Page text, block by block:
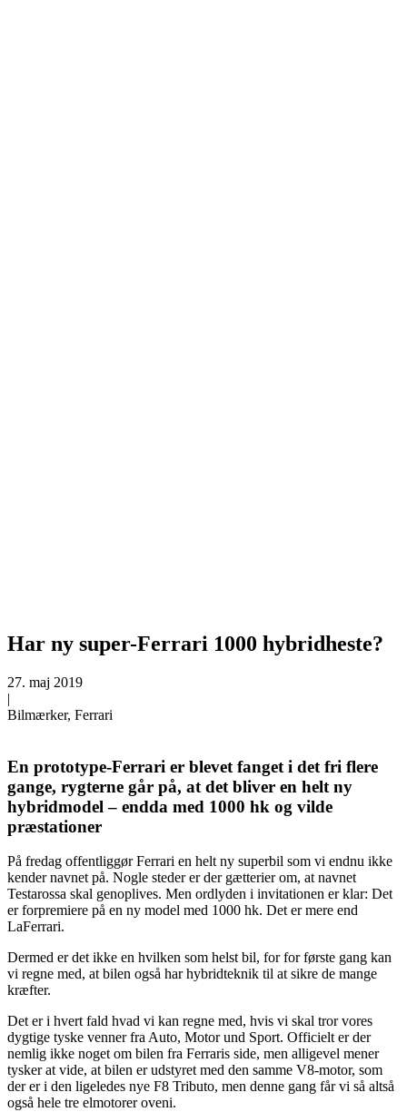
Har ny super-Ferrari 1000 hybridheste?
27. maj 2019
|
Bilmærker, Ferrari
En prototype-Ferrari er blevet fanget i det fri flere
gange, rygterne går på, at det bliver en helt ny
hybridmodel – endda med 1000 hk og vilde
præstationer
På fredag offentliggør Ferrari en helt ny superbil som vi endnu ikke
kender navnet på. Nogle steder er der gætterier om, at navnet
Testarossa skal genoplives. Men ordlyden i invitationen er klar: Det
er forpremiere på en ny model med 1000 hk. Det er mere end
LaFerrari.
Dermed er det ikke en hvilken som helst bil, for for første gang kan
vi regne med, at bilen også har hybridteknik til at sikre de mange
kræfter.
Det er i hvert fald hvad vi kan regne med, hvis vi skal tror vores
dygtige tyske venner fra Auto, Motor und Sport. Officielt er der
nemlig ikke noget om bilen fra Ferraris side, men alligevel mener
tysker at vide, at bilen er udstyret med den samme V8-motor, som
der er i den ligeledes nye F8 Tributo, men denne gang får vi så altså
også hele tre elmotorer oveni.